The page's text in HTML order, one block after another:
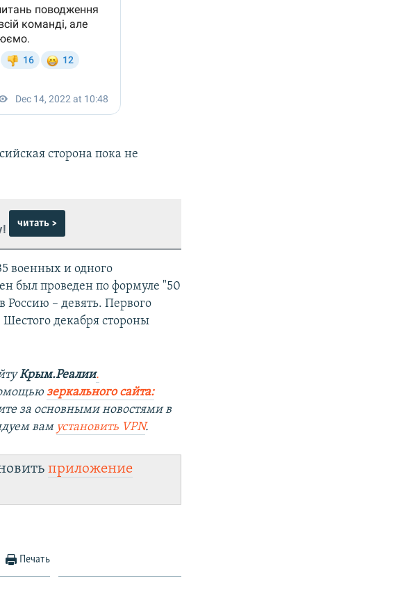
сторона пока не
читать >
военных и одного
был проведен по формуле "50
Россию – девять. Первого
декабря стороны
Крым.Реалии.
зеркального сайта:
за основными новостями в
вам установить VPN.
приложение
Печать